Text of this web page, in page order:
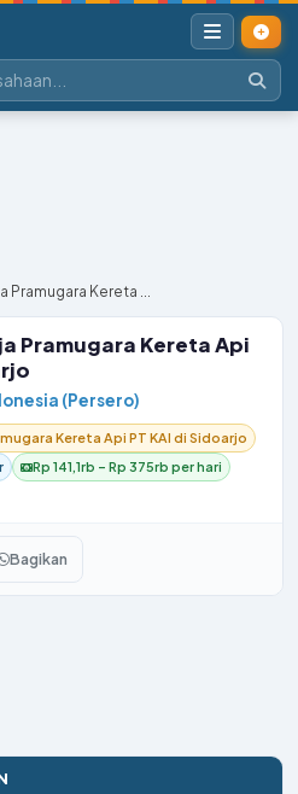
Pramugara Kereta ...
Pramugara Kereta Api
(Persero)
Kereta Api PT KAI di Sidoarjo
Rp 141,1rb – Rp 375rb per hari
Bagikan